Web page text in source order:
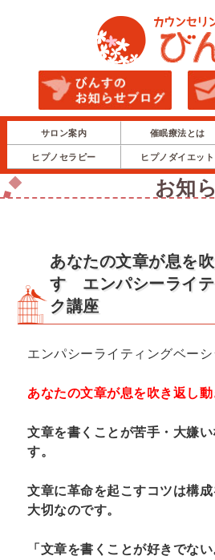
サロン案内 催眠療法とは
ヒプノセラピー ヒプノダイエット
お知
あなたの文章が息を
す エンパシーライテ
ク講座
エンパシーライティングベー
あなたの文章が息を吹き返し
文章を書くことが苦手・大嫌
す。
文章に革命を起こすコツは構
大切なのです。
「文章を書くことが好きでな